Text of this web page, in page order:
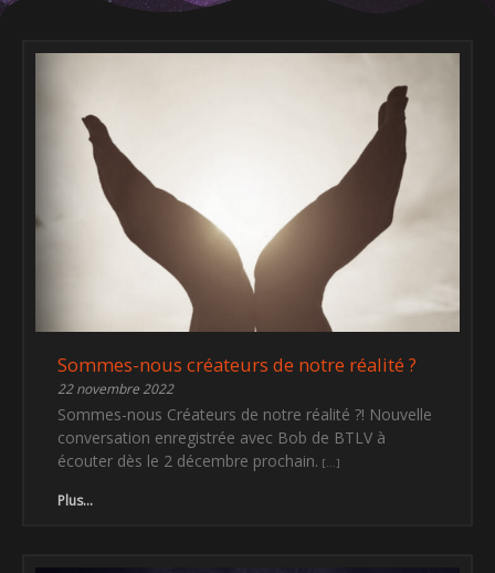
Sommes-nous créateurs de notre réalité ?
22 novembre 2022
Sommes-nous Créateurs de notre réalité ?! Nouvelle
conversation enregistrée avec Bob de BTLV à
écouter dès le 2 décembre prochain.
Plus...